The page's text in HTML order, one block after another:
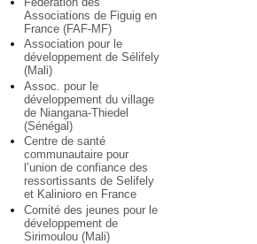
Associations de Figuig en
France (FAF-MF)
Association pour le
développement de Sélifely
(Mali)
Assoc. pour le
développement du village
de Niangana-Thiedel
(Sénégal)
Centre de santé
communautaire pour
l’union de confiance des
ressortissants de Selifely
et Kalinioro en France
Comité des jeunes pour le
développement de
Sirimoulou (Mali)